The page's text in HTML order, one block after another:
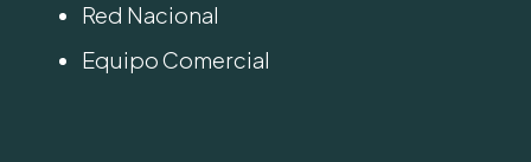
Red Nacional
Equipo Comercial